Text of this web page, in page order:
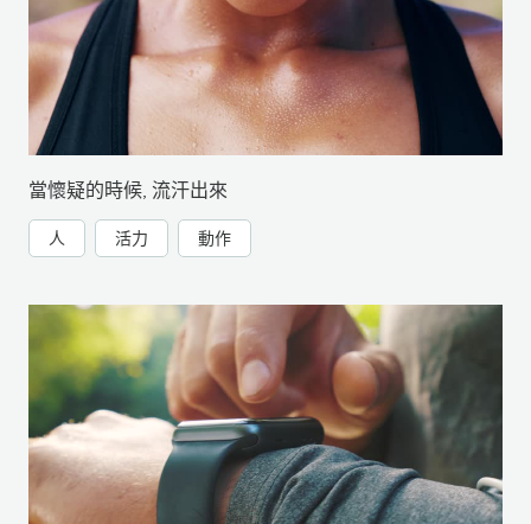
當懷疑的時候, 流汗出來
人 活力 動作